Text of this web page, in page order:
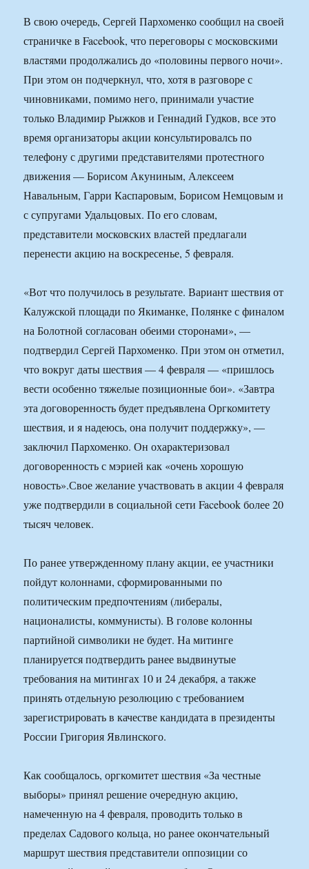
В свою очередь, Сергей Пархоменко сообщил на своей
страничке в Facebook, что переговоры с московскими
властями продолжались до «половины первого ночи».
При этом он подчеркнул, что, хотя в разговоре с
чиновниками, помимо него, принимали участие
только Владимир Рыжков и Геннадий Гудков, все это
время организаторы акции консультировалсь по
телефону с другими представителями протестного
движения — Борисом Акуниным, Алексеем
Навальным, Гарри Каспаровым, Борисом Немцовым и
с супругами Удальцовых. По его словам,
представители московских властей предлагали
перенести акцию на воскресенье, 5 февраля.
«Вот что получилось в результате. Вариант шествия от
Калужской площади по Якиманке, Полянке с финалом
на Болотной согласован обеими сторонами», —
подтвердил Сергей Пархоменко. При этом он отметил,
что вокруг даты шествия — 4 февраля — «пришлось
вести особенно тяжелые позиционные бои». «Завтра
эта договоренность будет предъявлена Оргкомитету
шествия, и я надеюсь, она получит поддержку», —
заключил Пархоменко. Он охарактеризовал
договоренность с мэрией как «очень хорошую
новость».Свое желание участвовать в акции 4 февраля
уже подтвердили в социальной сети Facebook более 20
тысяч человек.
По ранее утвержденному плану акции, ее участники
пойдут колоннами, сформированными по
политическим предпочтениям (либералы,
националисты, коммунисты). В голове колонны
партийной символики не будет. На митинге
планируется подтвердить ранее выдвинутые
требования на митингах 10 и 24 декабря, а также
принять отдельную резолюцию с требованием
зарегистрировать в качестве кандидата в президенты
России Григория Явлинского.
Как сообщалось, оргкомитет шествия «За честные
выборы» принял решение очередную акцию,
намеченную на 4 февраля, проводить только в
пределах Садового кольца, но ранее окончательный
маршрут шествия представители оппозиции со